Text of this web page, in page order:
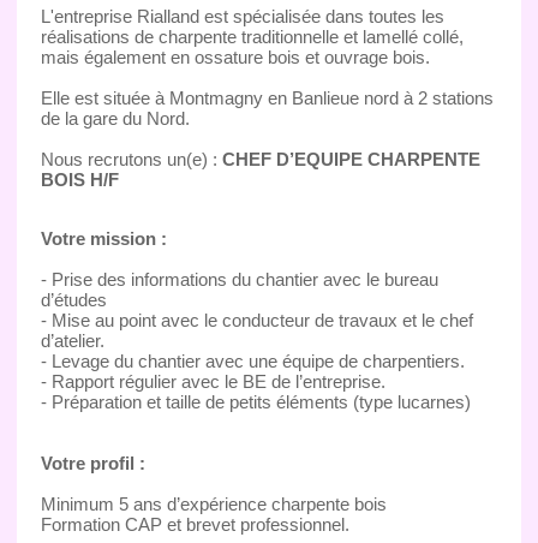
L'entreprise Rialland est spécialisée dans toutes les
réalisations de charpente traditionnelle et lamellé collé,
mais également en ossature bois et ouvrage bois.
Elle est située à Montmagny en Banlieue nord à 2 stations
de la gare du Nord.
Nous recrutons un(e) : CHEF D’EQUIPE CHARPENTE
BOIS H/F
Votre mission :
- Prise des informations du chantier avec le bureau
d’études
- Mise au point avec le conducteur de travaux et le chef
d’atelier.
- Levage du chantier avec une équipe de charpentiers.
- Rapport régulier avec le BE de l’entreprise.
- Préparation et taille de petits éléments (type lucarnes)
Votre profil :
Minimum 5 ans d’expérience charpente bois
Formation CAP et brevet professionnel.